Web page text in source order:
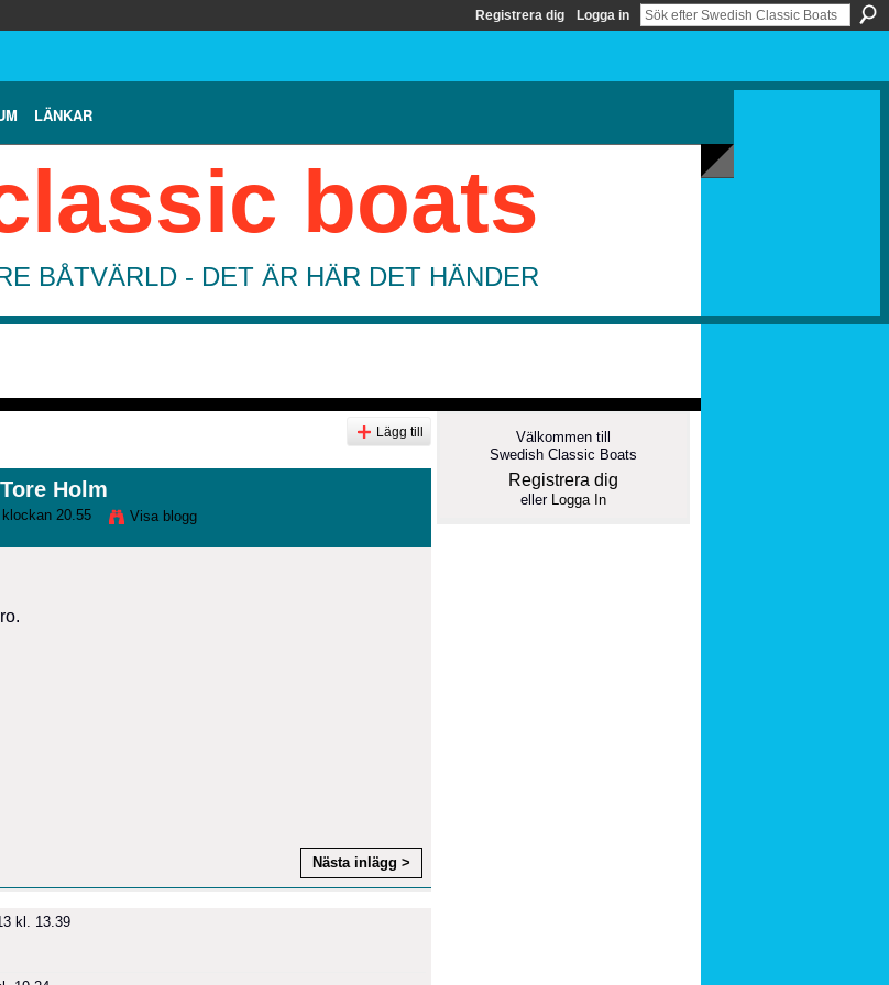
Registrera dig Logga in
LÄNKAR
boats
BÅTVÄRLD - DET ÄR HÄR DET HÄNDER
Lägg till
Holm
20.55 Visa blogg
Nästa inlägg >
kl. 13.39
Välkommen till
Swedish Classic Boats
Registrera dig
eller Logga In